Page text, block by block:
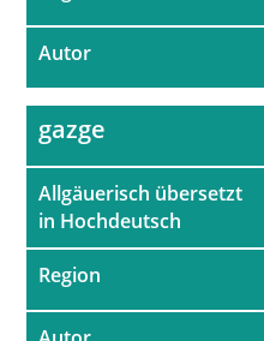
Autor
Allgäuerisch übersetzt
in Hochdeutsch
Region
gazge